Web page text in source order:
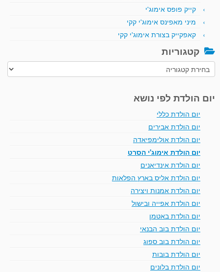
קייק פופס אימוג'י
מיני מאפינס אימוג'י קקי
קאפקייק בצורת אימוג'י קקי
קטגוריות
קטגוריות
יום הולדת לפי נושא
יום הולדת כללי
יום הולדת אבירים
יום הולדת אולימפיאדה
יום הולדת אימוג'י הסרט
יום הולדת אינדיאנים
יום הולדת אליס בארץ הפלאות
יום הולדת אמנות ויצירה
יום הולדת אפייה ובישול
יום הולדת באטמן
יום הולדת בוב הבנאי
יום הולדת בוב ספוג
יום הולדת בובות
יום הולדת בלונים